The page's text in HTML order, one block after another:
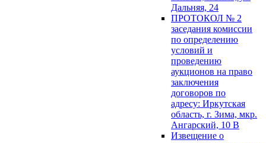
Дальняя, 24
ПРОТОКОЛ № 2
заседания комиссии
по определению
условий и
проведению
аукционов на право
заключения
договоров по
адресу: Иркутская
область, г. Зима, мкр.
Ангарский, 10 В
Извещение о